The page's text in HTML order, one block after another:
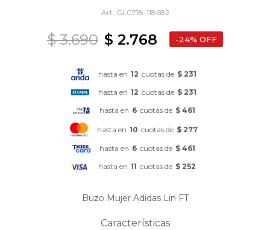
GL0718-118682
$ 2.768
$ 3.690 24
hasta en 12 cuotas de $ 231
hasta en 12 cuotas de $ 231
hasta en 6 cuotas de $ 461
hasta en 10 cuotas de $ 277
hasta en 6 cuotas de $ 461
hasta en 11 cuotas de $ 252
Buzo Mujer Adidas Lin FT
Características